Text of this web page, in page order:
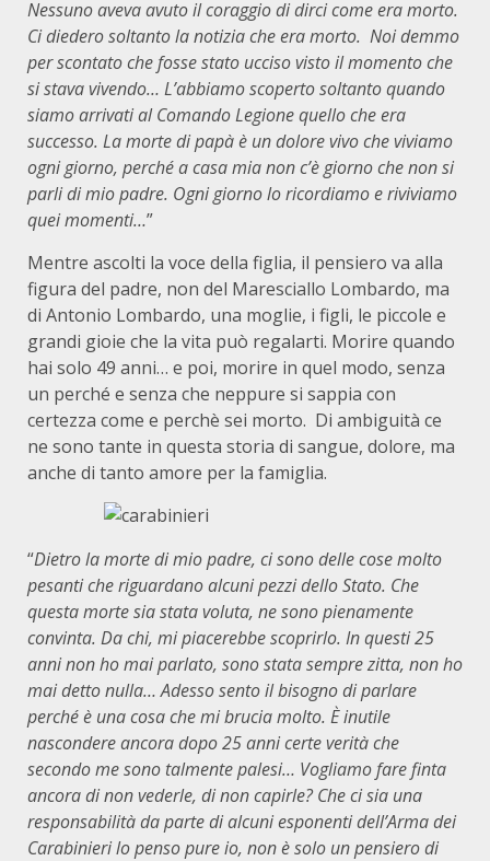
Nessuno aveva avuto il coraggio di dirci come era morto.
Ci diedero soltanto la notizia che era morto. Noi demmo
per scontato che fosse stato ucciso visto il momento che
si stava vivendo… L’abbiamo scoperto soltanto quando
siamo arrivati al Comando Legione quello che era
successo. La morte di papà è un dolore vivo che viviamo
ogni giorno, perché a casa mia non c’è giorno che non si
parli di mio padre. Ogni giorno lo ricordiamo e riviviamo
quei momenti…”
Mentre ascolti la voce della figlia, il pensiero va alla
figura del padre, non del Maresciallo Lombardo, ma
di Antonio Lombardo, una moglie, i figli, le piccole e
grandi gioie che la vita può regalarti. Morire quando
hai solo 49 anni… e poi, morire in quel modo, senza
un perché e senza che neppure si sappia con
certezza come e perchè sei morto. Di ambiguità ce
ne sono tante in questa storia di sangue, dolore, ma
anche di tanto amore per la famiglia.
“Dietro la morte di mio padre, ci sono delle cose molto
pesanti che riguardano alcuni pezzi dello Stato. Che
questa morte sia stata voluta, ne sono pienamente
convinta. Da chi, mi piacerebbe scoprirlo. In questi 25
anni non ho mai parlato, sono stata sempre zitta, non ho
mai detto nulla… Adesso sento il bisogno di parlare
perché è una cosa che mi brucia molto. È inutile
nascondere ancora dopo 25 anni certe verità che
secondo me sono talmente palesi… Vogliamo fare finta
ancora di non vederle, di non capirle? Che ci sia una
responsabilità da parte di alcuni esponenti dell’Arma dei
Carabinieri lo penso pure io, non è solo un pensiero di